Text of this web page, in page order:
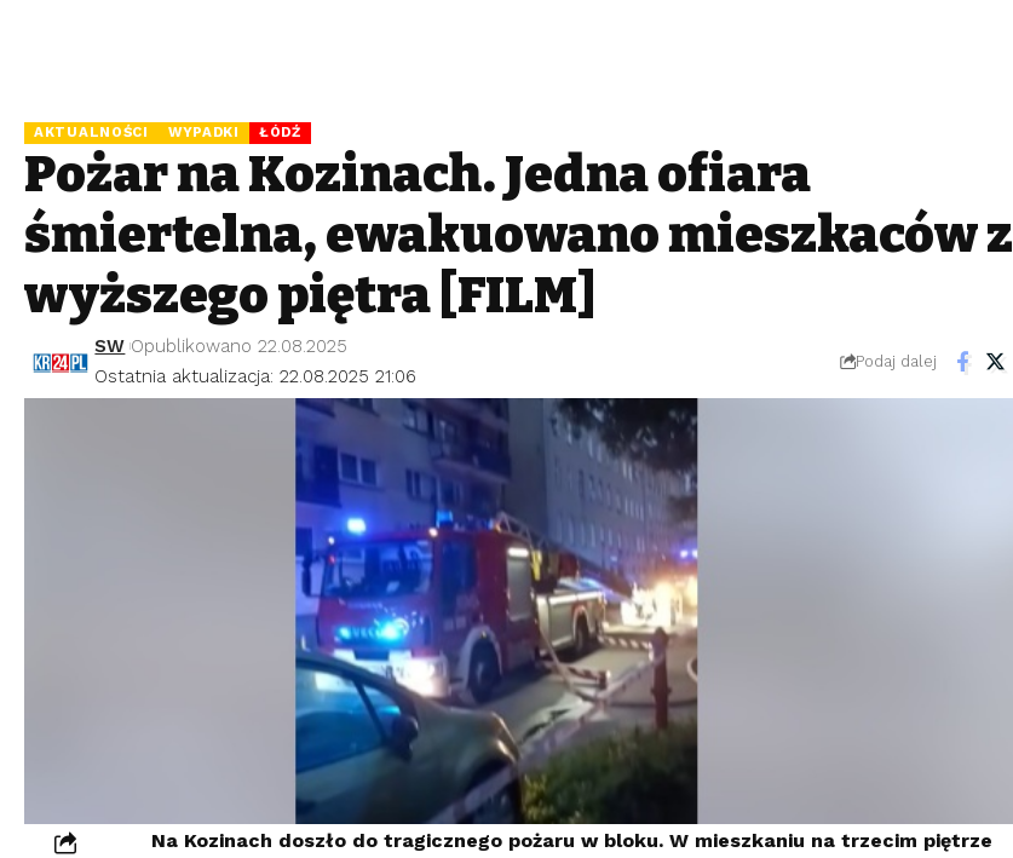
AKTUALNOŚCI WYPADKI ŁÓDŹ
Pożar na Kozinach. Jedna ofiara
śmiertelna, ewakuowano mieszkańców z
wyższego piętra [FILM]
Ostatnia aktualizacja: 22.08.2025 21:06
SW Opublikowano 22.08.2025
Podaj dalej
Na Kozinach doszło do tragicznego pożaru w bloku. W mieszkaniu na trzecim piętrze